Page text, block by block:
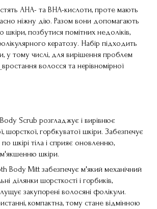
АНА- та ВНА-кислоти, проте мають
ніжну дію. Разом вони допомагають
шкіри, позбутися помітних недоліків,
кератозу. Набір підходить
у тому числі, для вирішення проблем
волосся та нерівномірної
Scrub розгладжує і вирівнює
шорсткої, горбкуватої шкіри. Забезпечує
шкірі тіла і сприяє оновленню,
шкіри.
Body Mitt забезпечує м'який механічний
ділянки шорсткості і горбиків,
закупорені волосяні фолікули.
компактна, тому стане відмінною